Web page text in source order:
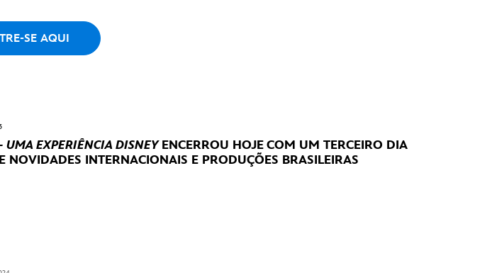
SE AQUI
UMA EXPERIÊNCIA DISNEYENCERROU HOJE COM UM TERCEIRO DIA
NOVIDADES INTERNACIONAIS E PRODUÇÕES BRASILEIRAS